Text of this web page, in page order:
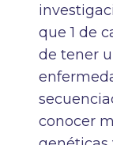
que 1 de
de tener
conocer